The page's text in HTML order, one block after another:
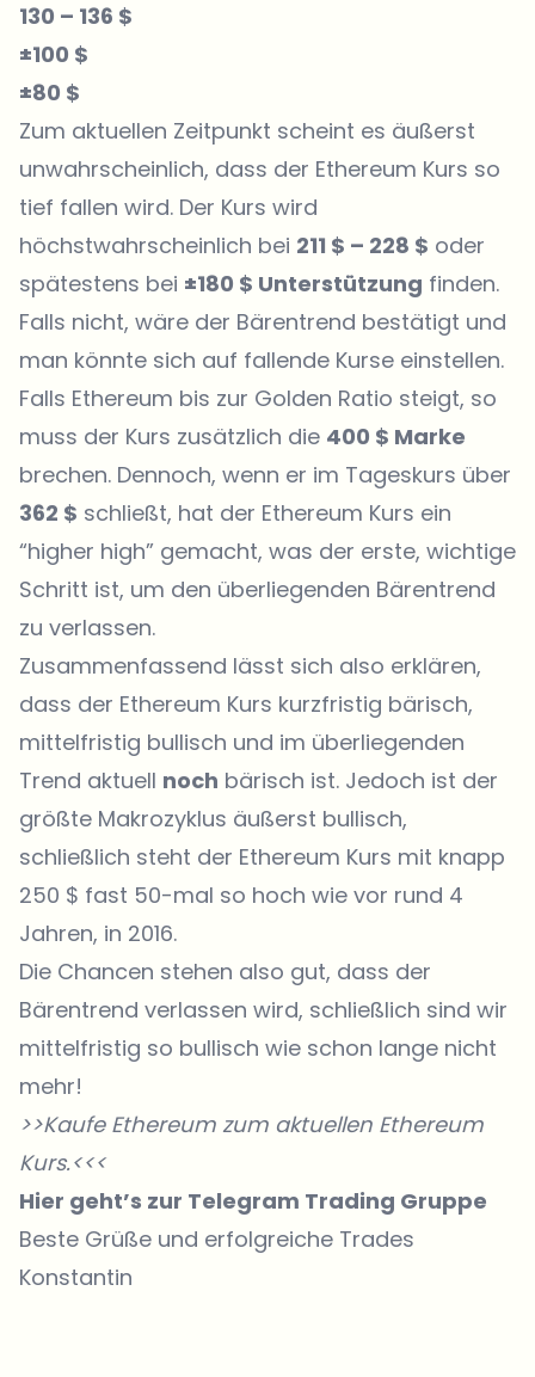
130 – 136 $
±100 $
±80 $
Zum aktuellen Zeitpunkt scheint es äußerst
unwahrscheinlich, dass der Ethereum Kurs so
tief fallen wird. Der Kurs wird
höchstwahrscheinlich bei 211 $ – 228 $ oder
spätestens bei ±180 $ Unterstützung finden.
Falls nicht, wäre der Bärentrend bestätigt und
man könnte sich auf fallende Kurse einstellen.
Falls Ethereum bis zur Golden Ratio steigt, so
muss der Kurs zusätzlich die 400 $ Marke
brechen. Dennoch, wenn er im Tageskurs über
362 $ schließt, hat der Ethereum Kurs ein
“higher high” gemacht, was der erste, wichtige
Schritt ist, um den überliegenden Bärentrend
zu verlassen.
Zusammenfassend lässt sich also erklären,
dass der Ethereum Kurs kurzfristig bärisch,
mittelfristig bullisch und im überliegenden
Trend aktuell noch bärisch ist. Jedoch ist der
größte Makrozyklus äußerst bullisch,
schließlich steht der Ethereum Kurs mit knapp
250 $ fast 50-mal so hoch wie vor rund 4
Jahren, in 2016.
Die Chancen stehen also gut, dass der
Bärentrend verlassen wird, schließlich sind wir
mittelfristig so bullisch wie schon lange nicht
mehr!
>>Kaufe Ethereum zum aktuellen Ethereum
Kurs.<<<
Hier geht’s zur Telegram Trading Gruppe
Beste Grüße und erfolgreiche Trades
Konstantin